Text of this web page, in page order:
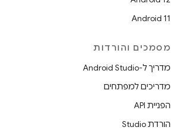
Android 11
מסמכים והורדות
מדריך ל-Android Studio
מדריכים למפתחים
הפניית API
הורדת Studio